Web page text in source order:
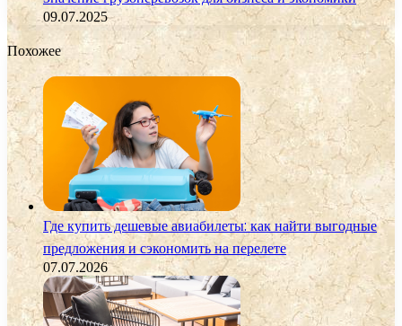
09.07.2025
Похожее
Где купить дешевые авиабилеты: как найти выгодные
предложения и сэкономить на перелете
07.07.2026